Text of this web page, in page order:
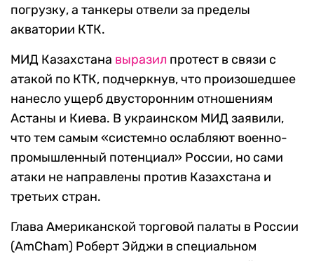
погрузку, а танкеры отвели за пределы
акватории КТК.
МИД Казахстана выразил протест в связи с
атакой по КТК, подчеркнув, что произошедшее
нанесло ущерб двусторонним отношениям
Астаны и Киева. В украинском МИД заявили,
что тем самым «системно ослабляют военно-
промышленный потенциал» России, но сами
атаки не направлены против Казахстана и
третьих стран.
Глава Американской торговой палаты в России
(AmCham) Роберт Эйджи в специальном